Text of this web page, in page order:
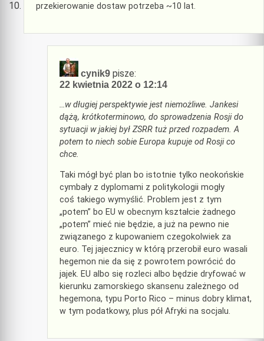
przekierowanie dostaw potrzeba ~10 lat.
cynik9 pisze:
22 kwietnia 2022 o 12:14
…w długiej perspektywie jest niemożliwe. Jankesi
dążą, krótkoterminowo, do sprowadzenia Rosji do
sytuacji w jakiej był ZSRR tuż przed rozpadem. A
potem to niech sobie Europa kupuje od Rosji co
chce.
Taki mógł być plan bo istotnie tylko neokońskie
cymbały z dyplomami z politykologii mogły
coś takiego wymyślić. Problem jest z tym
„potem” bo EU w obecnym kształcie żadnego
„potem” mieć nie będzie, a już na pewno nie
związanego z kupowaniem czegokolwiek za
euro. Tej jajecznicy w którą przerobił euro wasali
hegemon nie da się z powrotem powrócić do
jajek. EU albo się rozleci albo będzie dryfować w
kierunku zamorskiego skansenu zależnego od
hegemona, typu Porto Rico – minus dobry klimat,
w tym podatkowy, plus pół Afryki na socjalu.